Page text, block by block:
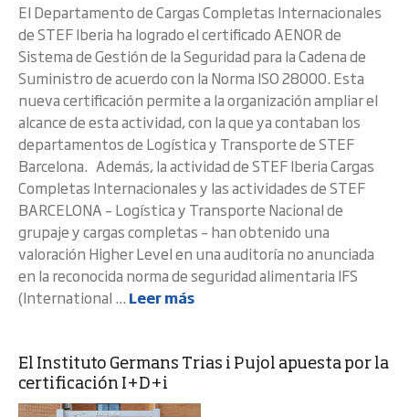
El Departamento de Cargas Completas Internacionales
de STEF Iberia ha logrado el certificado AENOR de
Sistema de Gestión de la Seguridad para la Cadena de
Suministro de acuerdo con la Norma ISO 28000. Esta
nueva certificación permite a la organización ampliar el
alcance de esta actividad, con la que ya contaban los
departamentos de Logística y Transporte de STEF
Barcelona. Además, la actividad de STEF Iberia Cargas
Completas Internacionales y las actividades de STEF
BARCELONA – Logística y Transporte Nacional de
grupaje y cargas completas – han obtenido una
valoración Higher Level en una auditoría no anunciada
en la reconocida norma de seguridad alimentaria IFS
(International ... Leer más
El Instituto Germans Trias i Pujol apuesta por la
certificación I+D+i